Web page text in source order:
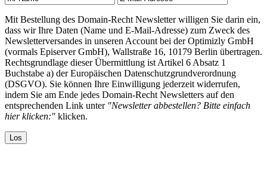
Mit Bestellung des Domain-Recht Newsletter willigen Sie darin ein,
dass wir Ihre Daten (Name und E-Mail-Adresse) zum Zweck des
Newsletterversandes in unseren Account bei der Optimizly GmbH
(vormals Episerver GmbH), Wallstraße 16, 10179 Berlin übertragen.
Rechtsgrundlage dieser Übermittlung ist Artikel 6 Absatz 1
Buchstabe a) der Europäischen Datenschutzgrundverordnung
(DSGVO). Sie können Ihre Einwilligung jederzeit widerrufen,
indem Sie am Ende jedes Domain-Recht Newsletters auf den
entsprechenden Link unter "Newsletter abbestellen? Bitte einfach
hier klicken:" klicken.